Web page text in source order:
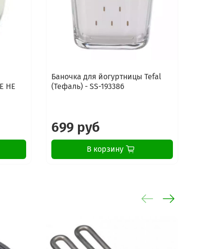
НЕ
Баночка для йогуртницы Tefal
(Тефаль) - SS-193386
699 руб
В корзину